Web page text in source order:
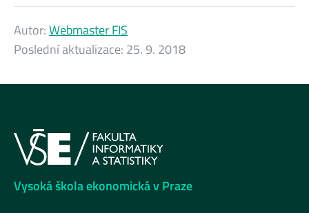
Autor:Webmaster FIS
Poslední aktualizace: 25. 9. 2018
Vysoká škola ekonomická v Praze